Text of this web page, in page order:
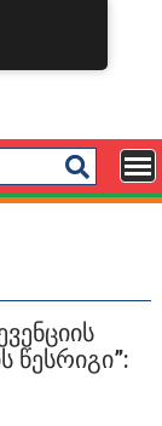
წესრიგი”: